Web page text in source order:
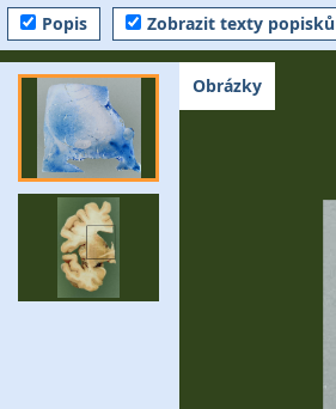
Popis Zobrazit texty popisků
Obrázky